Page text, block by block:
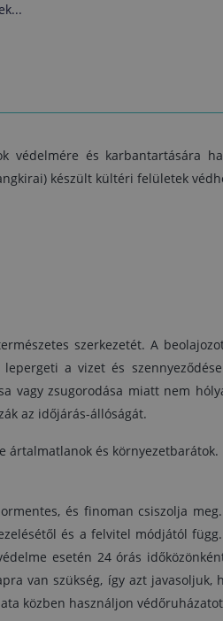
felület lepergeti a vizet és
ártalmatlanok és
a faanyag legyen száraz,
és pormentes, és finoman
ha nem szív be több olajat,
két réteg olajat kell felvinni. A
hogy ezen időtartam alatt
ki jelentős terhelésnek. A
közben használjon
rendszeresen ellenőrizze,
Ajánlatos a felületet évente
növényi olajok és viaszok,
UV-megkötő anyagok és
és karbantartására
készült kültéri felületek
szerkezetét. A
a vizet és
vagy zsugorodása miatt nem
az időjárás-állóságát.
ártalmatlanok és környezetbarátok.
és finoman csiszolja
és a felvitel módjától
esetén 24 órás
van szükség, így azt javasoljuk,
közben használjon